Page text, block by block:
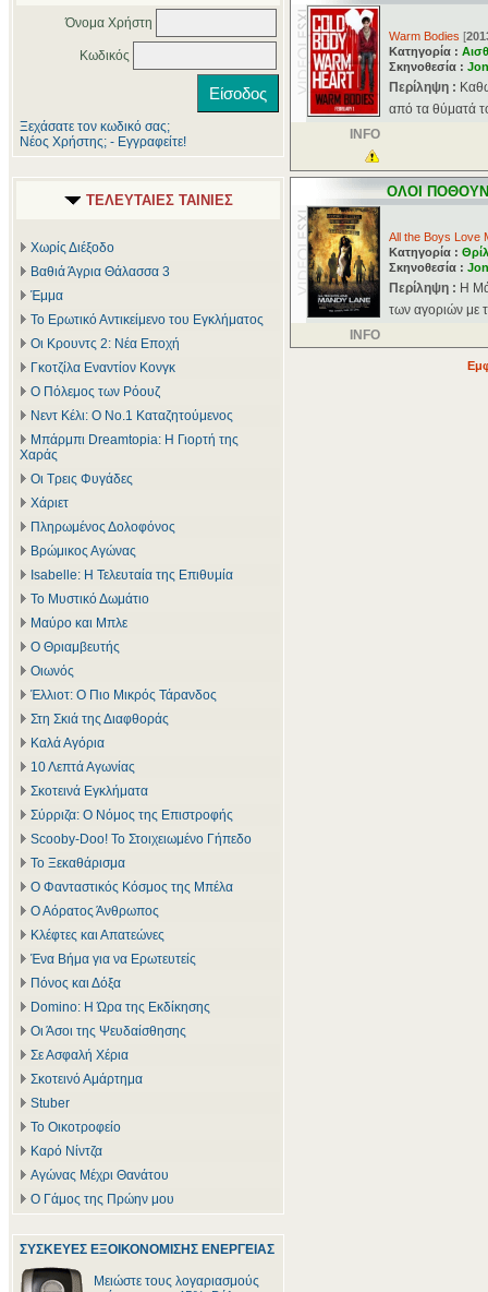
Όνομα Χρήστη
Κωδικός
Ξεχάσατε τον κωδικό σας;
Νέος Χρήστης; - Εγγραφείτε!
ΤΕΛΕΥΤΑΙΕΣ ΤΑΙΝΙΕΣ
Χωρίς Διέξοδο
Βαθιά Άγρια Θάλασσα 3
Έμμα
Το Ερωτικό Αντικείμενο του Εγκλήματος
Οι Κρουντς 2: Νέα Εποχή
Γκοτζίλα Εναντίον Κονγκ
Ο Πόλεμος των Ρόουζ
Νεντ Κέλι: Ο Νο.1 Καταζητούμενος
Μπάρμπι Dreamtopia: Η Γιορτή της
Χαράς
Οι Τρεις Φυγάδες
Χάριετ
Πληρωμένος Δολοφόνος
Βρώμικος Αγώνας
Isabelle: Η Τελευταία της Επιθυμία
Το Μυστικό Δωμάτιο
Μαύρο και Μπλε
Ο Θριαμβευτής
Οιωνός
Έλλιοτ: Ο Πιο Μικρός Τάρανδος
Στη Σκιά της Διαφθοράς
Καλά Αγόρια
10 Λεπτά Αγωνίας
Σκοτεινά Εγκλήματα
Σύρριζα: Ο Νόμος της Επιστροφής
Scooby-Doo! Το Στοιχειωμένο Γήπεδο
Το Ξεκαθάρισμα
Ο Φανταστικός Κόσμος της Μπέλα
Ο Αόρατος Άνθρωπος
Κλέφτες και Απατεώνες
Ένα Βήμα για να Ερωτευτείς
Πόνος και Δόξα
Domino: Η Ώρα της Εκδίκησης
Οι Άσοι της Ψευδαίσθησης
Σε Ασφαλή Χέρια
Σκοτεινό Αμάρτημα
Stuber
Το Οικοτροφείο
Καρό Νίντζα
Αγώνας Μέχρι Θανάτου
Ο Γάμος της Πρώην μου
ΣΥΣΚΕΥΕΣ ΕΞΟΙΚΟΝΟΜΙΣΗΣ ΕΝΕΡΓΕΙΑΣ
Μειώστε τους λογαριασμούς
Warm Bodies [
Κατηγορία :
Σκηνοθεσία :
Περίληψη :
από τα θύματά
INFO
ΟΛΟΙ
All the Boys Love
Κατηγορία :
Σκηνοθεσία :
Περίληψη : Η
των αγοριών με
INFO